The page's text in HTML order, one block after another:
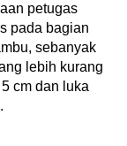
petugas
pada bagian
sebanyak
lebih kurang
cm dan luka